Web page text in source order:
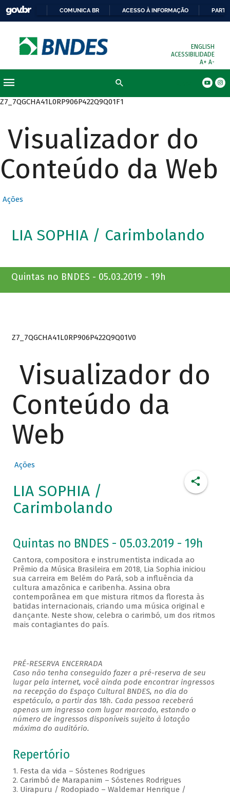
COMUNICA BR ACESSO À INFORMAÇÃO
ENGLISH
ACESSIBILIDADE
A+ A-
Z7_7QGCHA41L0RP906P422Q9Q01F1
Visualizador do
Conteúdo da Web
Ações
LIA SOPHIA / Carimbolando
Quintas no BNDES - 05.03.2019 - 19h
Z7_7QGCHA41L0RP906P422Q9Q01V0
Visualizador do
Conteúdo da
Web
Ações
LIA SOPHIA /
Carimbolando
Quintas no BNDES - 05.03.2019 - 19h
Cantora, compositora e instrumentista indicada ao
Prêmio da Música Brasileira em 2018, Lia Sophia iniciou
sua carreira em Belém do Pará, sob a influência da
cultura amazônica e caribenha. Assina obra
contemporânea em que mistura ritmos da floresta às
batidas internacionais, criando uma música original e
dançante. Neste show, celebra o carimbó, um dos ritmos
mais contagiantes do país.
PRÉ-RESERVA ENCERRADA
Caso não tenha conseguido fazer a pré-reserva de seu
lugar pela internet, você ainda pode encontrar ingressos
na recepção do Espaço Cultural BNDES, no dia do
espetáculo, a partir das 18h. Cada pessoa receberá
apenas um ingresso com lugar marcado, estando o
número de ingressos disponíveis sujeito à lotação
máxima do auditório.
Repertório
1. Festa da vida – Sóstenes Rodrigues
2. Carimbó de Marapanim – Sóstenes Rodrigues
3. Uirapuru / Rodopiado – Waldemar Henrique /